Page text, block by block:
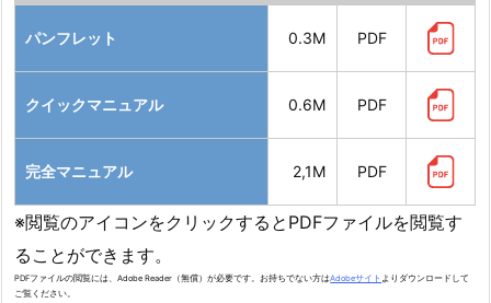
パンフレット 0.3M PDF
クイックマニュアル 0.6M PDF
完全マニュアル 2,1M PDF
※閲覧のアイコンをクリックするとPDFファイルを閲覧す
ることができます。
PDFファイルの閲覧には、Adobe Reader（無償）が必要です。お持ちでない方はAdobeサイト よりダウンロードして
ご覧ください。